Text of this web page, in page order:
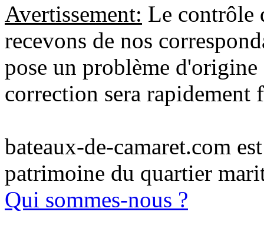
Avertissement: Le contrôle
recevons de nos
pose un problème
correction sera rapidement
bateaux-de-camaret.com
patrimoine du quartier
Qui sommes-nous ?